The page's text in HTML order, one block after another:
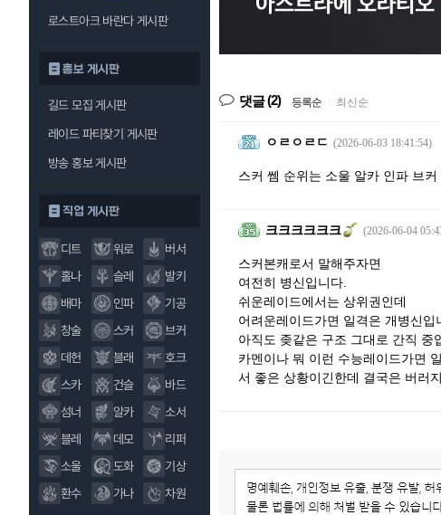
로스트아크 바란다 게시판
홍보 게시판
길드 모집 게시판
레이드 파티찾기 게시판
방송 홍보 게시판
직업 게시판
디트 워로
버서
홀나
슬레
발키
배마
인파
기공
창술
스커
브커
데헌
블래
호크
스카
건슬
바드
섬너
알카
소서
블레
데모
리퍼
소울
도화
기상
환수
가나 차원
댓글(2) 등록순 최신순
ㅇㄹㅇㄹㄷ (2026-06-03 18:41:54)
스커 쎔 순위는 소울 알카 인파 브
크크크크크크 (2026-06-04
스커본캐로서 말해주자면
여전히 병신입니다.
쉬운레이드에서는 상위권인데
어려운레이드가면 일격은 개병신입
아직도 좆같은 구조 그대로 간직 중
카멘이나 뭐 이런 수능레이드가면
서 좋은 상황이긴한데 결국은 버러